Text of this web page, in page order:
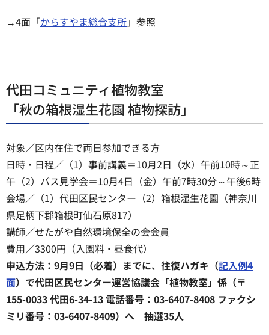
→4面「からすやま総合支所」参照
代田コミュニティ植物教室
「秋の箱根湿生花園 植物探訪」
対象／区内在住で両日参加できる方
日時・日程／（1）事前講義＝10月2日（水）午前10時～正
午（2）バス見学会＝10月4日（金）午前7時30分～午後6時
会場／（1）代田区民センター（2）箱根湿生花園（神奈川
県足柄下郡箱根町仙石原817）
講師／せたがや自然環境保全の会会員
費用／3300円（入園料・昼食代）
申込方法：9月9日（必着）までに、往復ハガキ（記入例4
面）で代田区民センター運営協議会「植物教室」係（〒
155-0033 代田6-34-13 電話番号：03-6407-8408 ファクシ
ミリ番号：03-6407-8409）へ 抽選35人